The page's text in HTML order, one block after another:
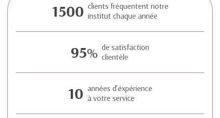
1500 clients fréquentent notre
institut chaque année
95% de satisfaction
clientèle
10 années d’éxpérience
à votre service